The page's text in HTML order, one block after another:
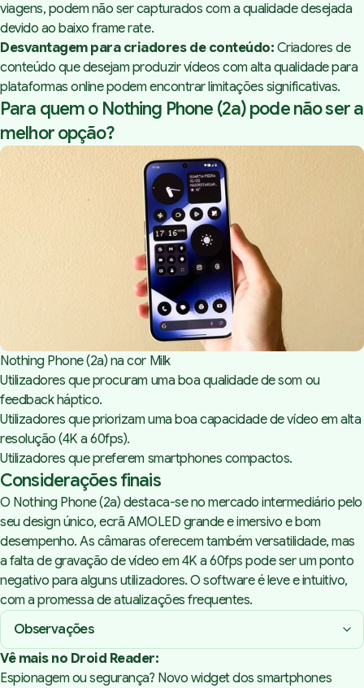
viagens, podem não ser capturados com a qualidade desejada
devido ao baixoframe rate.
Desvantagem para criadores de conteúdo: Criadores de
conteúdo que desejam produzir vídeos com alta qualidade para
plataformas online podem encontrar limitações significativas.
Para quem o Nothing Phone (2a) pode não ser a
melhor opção?
Nothing Phone (2a) na cor Milk
Utilizadores que procuram uma boa qualidade de som ou
feedback háptico.
Utilizadores que priorizam uma boa capacidade de vídeo em alta
resolução (4K a 60fps).
Utilizadores que preferem smartphones compactos.
Considerações finais
O Nothing Phone (2a) destaca-se no mercado intermediário pelo
seu design único, ecrã AMOLED grande e imersivo e bom
desempenho. As câmaras oferecem também versatilidade, mas
a falta de gravação de vídeo em 4K a 60fps pode ser um ponto
negativo para alguns utilizadores. O software é leve e intuitivo,
com a promessa de atualizações frequentes.
Observações
Vê mais no Droid Reader:
Espionagem ou segurança? Novo widget dos smartphones